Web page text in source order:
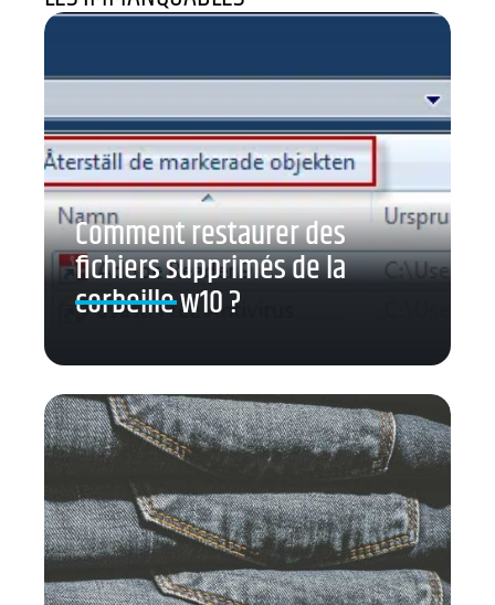
Comment restaurer des
fichiers supprimés de la
corbeille w10 ?